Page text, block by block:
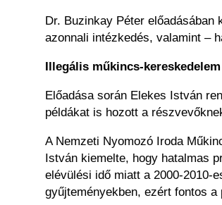
Dr. Buzinkay Péter
azonnali intézkedés, valamint –
Illegális műkincs-
Előadása során Elekes István
példákat is hozott a
A Nemzeti Nyomozó Iroda
István kiemelte, hogy hatalmas
elévülési idő miatt a 2000-2010-
gyűjteményekben, ezért fontos